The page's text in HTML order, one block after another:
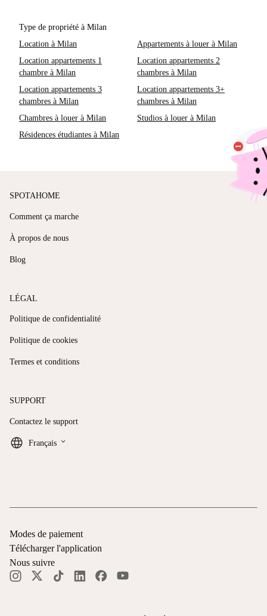
Type de propriété à Milan
Location à Milan
Appartements à louer à Milan
Location appartements 1
chambre à Milan
Location appartements 2
chambres à Milan
Location appartements 3
chambres à Milan
Location appartements 3+
chambres à Milan
Chambres à louer à Milan
Studios à louer à Milan
Résidences étudiantes à Milan
SPOTAHOME
Comment ça marche
À propos de nous
Blog
LÉGAL
Politique de confidentialité
Politique de cookies
Termes et conditions
SUPPORT
Contactez le support
Français keyboard_arrow_down
Modes de paiement
Télécharger l'application
Nous suivre